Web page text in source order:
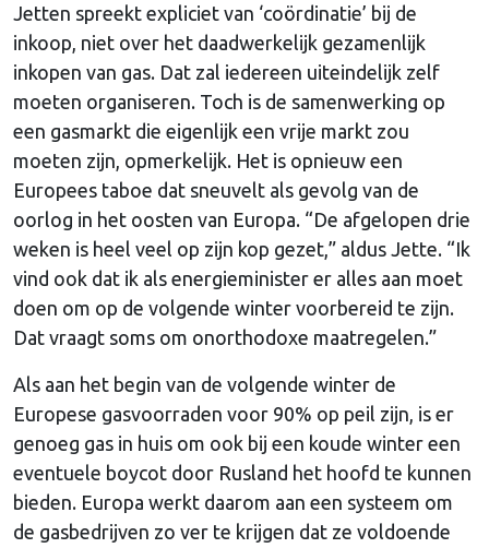
Jetten spreekt expliciet van ‘coördinatie’ bij de
inkoop, niet over het daadwerkelijk gezamenlijk
inkopen van gas. Dat zal iedereen uiteindelijk zelf
moeten organiseren. Toch is de samenwerking op
een gasmarkt die eigenlijk een vrije markt zou
moeten zijn, opmerkelijk. Het is opnieuw een
Europees taboe dat sneuvelt als gevolg van de
oorlog in het oosten van Europa. “De afgelopen drie
weken is heel veel op zijn kop gezet,” aldus Jette. “Ik
vind ook dat ik als energieminister er alles aan moet
doen om op de volgende winter voorbereid te zijn.
Dat vraagt soms om onorthodoxe maatregelen.”
Als aan het begin van de volgende winter de
Europese gasvoorraden voor 90% op peil zijn, is er
genoeg gas in huis om ook bij een koude winter een
eventuele boycot door Rusland het hoofd te kunnen
bieden. Europa werkt daarom aan een systeem om
de gasbedrijven zo ver te krijgen dat ze voldoende